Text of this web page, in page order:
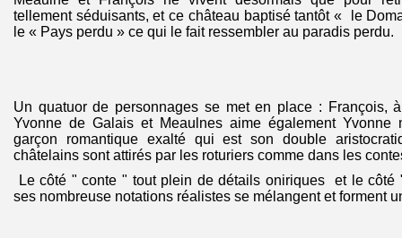
tellement séduisants, et ce château baptisé tantôt « le
le « Pays perdu » ce qui le fait ressembler au paradis perdu.
Un quatuor de personnages se met en place : François,
Yvonne de Galais et Meaulnes aime également Yvonne
garçon romantique exalté qui est son double
châtelains sont attirés par les roturiers comme dans les
Le côté " conte " tout plein de détails oniriques et le côté
ses nombreuse notations réalistes se mélangent et forment